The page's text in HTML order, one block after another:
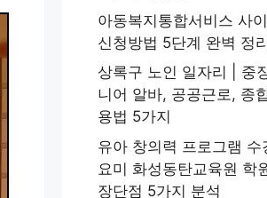
아동복지통합서비스 사
신청방법 5단계 완벽 정
상록구 노인 일자리 | 중
니어 알바, 공공근로, 종
용법 5가지
유아 창의력 프로그램 수
요미 화성동탄교육원 학
장단점 5가지 분석